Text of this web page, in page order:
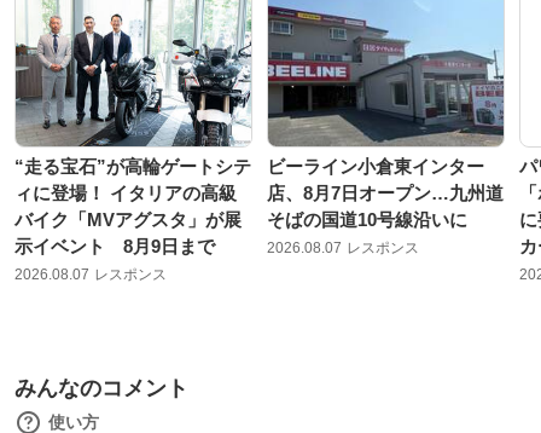
“走る宝石”が高輪ゲートシテ
ィに登場！ イタリアの高級
バイク「MVアグスタ」が展
示イベント 8月9日まで
2026.08.07 レスポンス
ビーライン小倉東インター
店、8月7日オープン…九州道
そばの国道10号線沿いに
2026.08.07 レスポンス
パ
みんなのコメント
使い方